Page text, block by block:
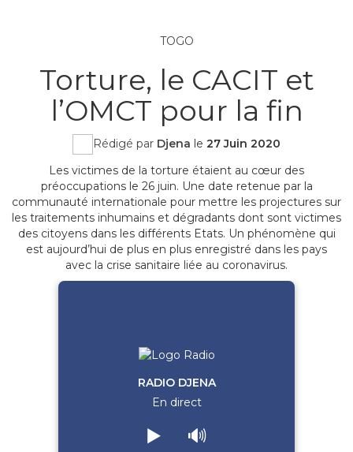
TOGO
Torture, le CACIT et
l’OMCT pour la fin
Rédigé par Djena le 27 Juin 2020
Les victimes de la torture étaient au cœur des
préoccupations le 26 juin. Une date retenue par la
communauté internationale pour mettre les projectures sur
les traitements inhumains et dégradants dont sont victimes
des citoyens dans les différents Etats. Un phénomène qui
est aujourd’hui de plus en plus enregistré dans les pays
avec la crise sanitaire liée au coronavirus.
RADIO DJENA
En direct
▶️ 🔊